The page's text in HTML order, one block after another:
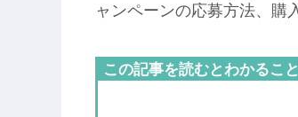
ャンペーンの応募方法、購
この記事を読むとわかること